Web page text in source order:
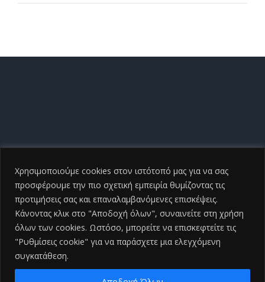
Χρησιμοποιούμε cookies στον ιστότοπό μας για να σας
προσφέρουμε την πιο σχετική εμπειρία θυμίζοντας τις
προτιμήσεις σας και επαναλαμβανόμενες επισκέψεις.
Κάνοντας κλικ στο "Αποδοχή όλων", συναινείτε στη χρήση
όλων των cookies. Ωστόσο, μπορείτε να επισκεφτείτε τις
"Ρυθμίσεις cookie" για να παράσχετε μια ελεγχόμενη
συγκατάθεση.
Copyright ©2026 Γενικό Νοσοκομείο Ηλείας |All Rights
2026 | Developed by